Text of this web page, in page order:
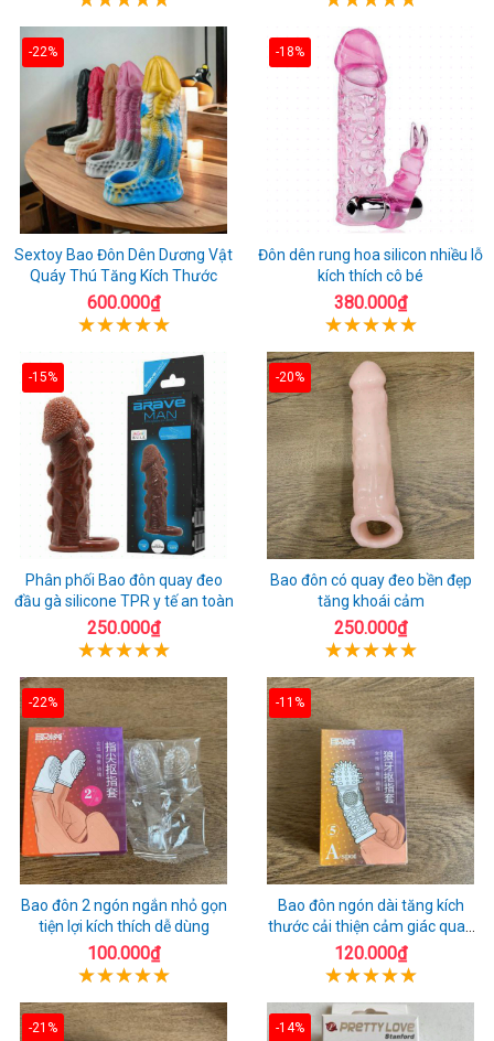
-22%
Sextoy Bao Đôn Dên Dương Vật
Quáy Thú Tăng Kích Thước
600.000₫
-18%
Đôn dên rung hoa silicon nhiều lỗ
kích thích cô bé
380.000₫
-15%
Phân phối Bao đôn quay đeo
đầu gà silicone TPR y tế an toàn
250.000₫
-20%
Bao đôn có quay đeo bền đẹp
tăng khoái cảm
250.000₫
-22%
Bao đôn 2 ngón ngắn nhỏ gọn
tiện lợi kích thích dễ dùng
100.000₫
-11%
Bao đôn ngón dài tăng kích
thước cải thiện cảm giác quan
hệ
120.000₫
-21% -14%